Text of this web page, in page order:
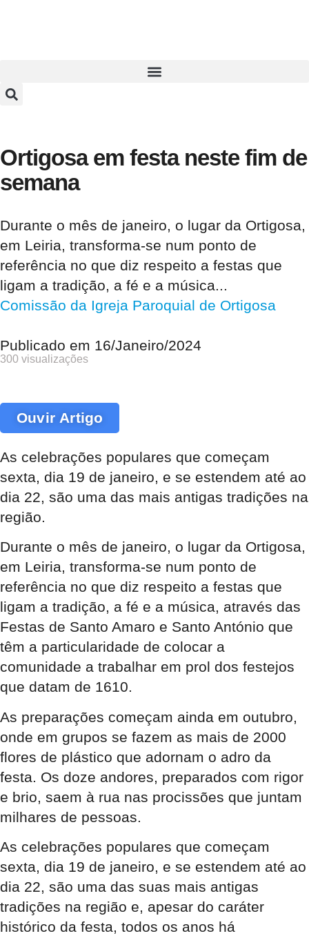
Ortigosa em festa neste fim de
semana
Durante o mês de janeiro, o lugar da Ortigosa,
em Leiria, transforma-se num ponto de
referência no que diz respeito a festas que
ligam a tradição, a fé e a música...
Comissão da Igreja Paroquial de Ortigosa
Publicado em 16/Janeiro/2024
300 visualizações
Ouvir Artigo
As celebrações populares que começam
sexta, dia 19 de janeiro, e se estendem até ao
dia 22, são uma das mais antigas tradições na
região.
Durante o mês de janeiro, o lugar da Ortigosa,
em Leiria, transforma-se num ponto de
referência no que diz respeito a festas que
ligam a tradição, a fé e a música, através das
Festas de Santo Amaro e Santo António que
têm a particularidade de colocar a
comunidade a trabalhar em prol dos festejos
que datam de 1610.
As preparações começam ainda em outubro,
onde em grupos se fazem as mais de 2000
flores de plástico que adornam o adro da
festa. Os doze andores, preparados com rigor
e brio, saem à rua nas procissões que juntam
milhares de pessoas.
As celebrações populares que começam
sexta, dia 19 de janeiro, e se estendem até ao
dia 22, são uma das suas mais antigas
tradições na região e, apesar do caráter
histórico da festa, todos os anos há